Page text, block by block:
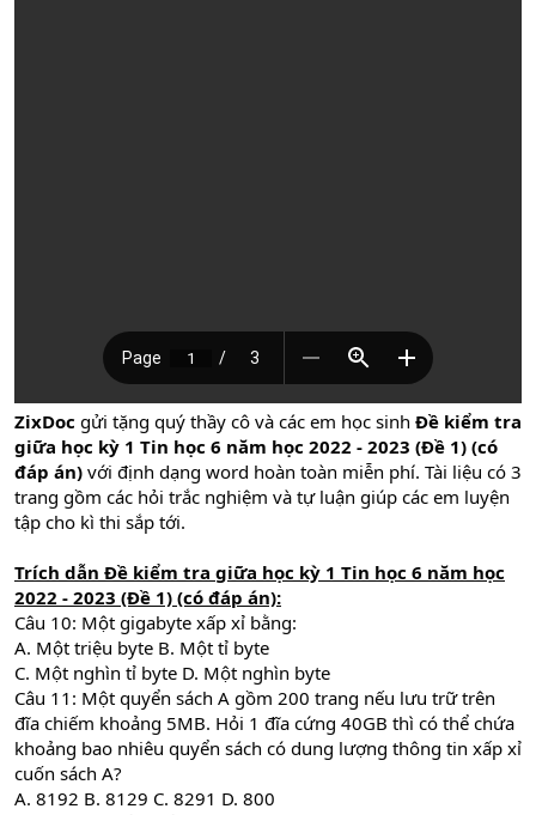
ZixDoc gửi tặng quý thầy cô và các em học sinh Đề kiểm tra
giữa học kỳ 1 Tin học 6 năm học 2022 - 2023 (Đề 1) (có
đáp án) với định dạng word hoàn toàn miễn phí. Tài liệu có 3
trang gồm các hỏi trắc nghiệm và tự luận giúp các em luyện
tập cho kì thi sắp tới.
Trích dẫn Đề kiểm tra giữa học kỳ 1 Tin học 6 năm học
2022 - 2023 (Đề 1) (có đáp án):
Câu 10: Một gigabyte xấp xỉ bằng:
A. Một triệu byte B. Một tỉ byte
C. Một nghìn tỉ byte D. Một nghìn byte
Câu 11: Một quyển sách A gồm 200 trang nếu lưu trữ trên
đĩa chiếm khoảng 5MB. Hỏi 1 đĩa cứng 40GB thì có thể chứa
khoảng bao nhiêu quyển sách có dung lượng thông tin xấp xỉ
cuốn sách A?
A. 8192 B. 8129 C. 8291 D. 800